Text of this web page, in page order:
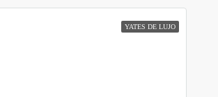
YATES DE LUJO